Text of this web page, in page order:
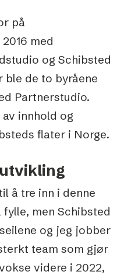
på
med
og Schibsted
ble de to byråene
Partnerstudio.
innhold og
flater i Norge.
å tre inn i denne
men Schibsted
og jeg jobber
team som gjør
videre i 2022,